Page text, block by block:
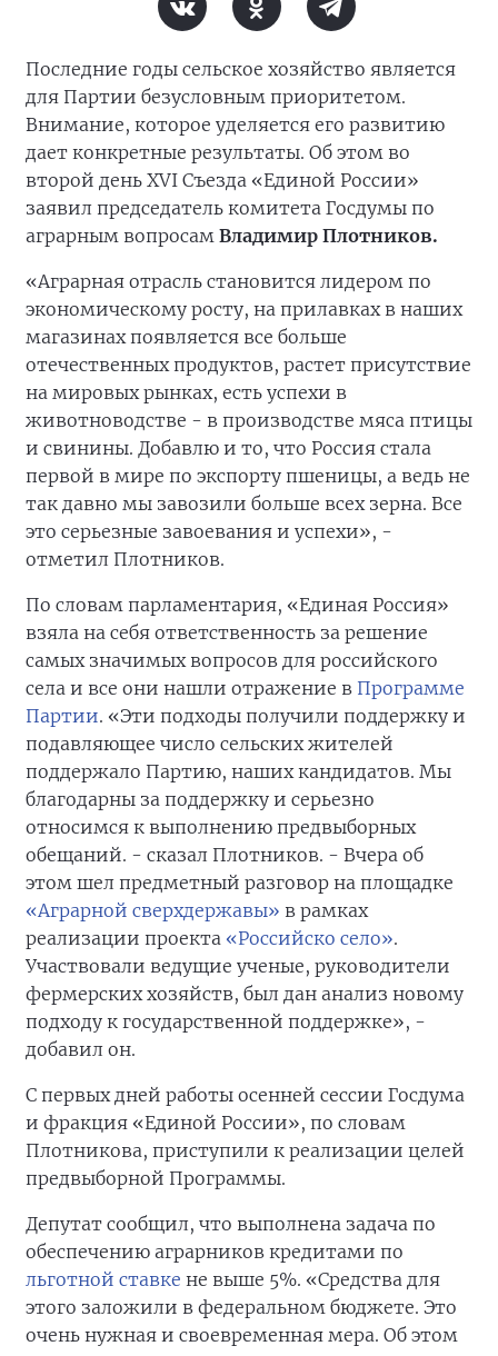
Последние годы сельское хозяйство является
для Партии безусловным приоритетом.
Внимание, которое уделяется его развитию
дает конкретные результаты. Об этом во
второй день XVI Съезда «Единой России»
заявил председатель комитета Госдумы по
аграрным вопросам Владимир Плотников.
«Аграрная отрасль становится лидером по
экономическому росту, на прилавках в наших
магазинах появляется все больше
отечественных продуктов, растет присутствие
на мировых рынках, есть успехи в
животноводстве - в производстве мяса птицы
и свинины. Добавлю и то, что Россия стала
первой в мире по экспорту пшеницы, а ведь не
так давно мы завозили больше всех зерна. Все
это серьезные завоевания и успехи», -
отметил Плотников.
По словам парламентария, «Единая Россия»
взяла на себя ответственность за решение
самых значимых вопросов для российского
села и все они нашли отражение в Программе
Партии. «Эти подходы получили поддержку и
подавляющее число сельских жителей
поддержало Партию, наших кандидатов. Мы
благодарны за поддержку и серьезно
относимся к выполнению предвыборных
обещаний. - сказал Плотников. - Вчера об
этом шел предметный разговор на площадке
«Аграрной сверхдержавы» в рамках
реализации проекта «Российско село».
Участвовали ведущие ученые, руководители
фермерских хозяйств, был дан анализ новому
подходу к государственной поддержке», -
добавил он.
С первых дней работы осенней сессии Госдума
и фракция «Единой России», по словам
Плотникова, приступили к реализации целей
предвыборной Программы.
Депутат сообщил, что выполнена задача по
обеспечению аграрников кредитами по
льготной ставке не выше 5%. «Средства для
этого заложили в федеральном бюджете. Это
очень нужная и своевременная мера. Об этом